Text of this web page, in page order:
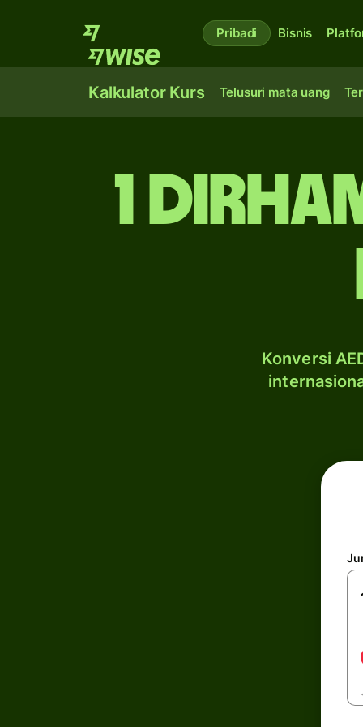
Pribadi Bisnis
Kalkulator Kurs Telusuri mata uang
1
Konversi